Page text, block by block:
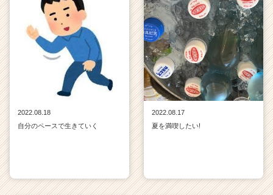
2022.08.18
自分のペースで生きていく
2022.08.17
夏を満喫したい!